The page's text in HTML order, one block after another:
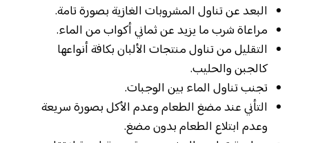
البعد عن تناول المشروبات الغازية بصورة تامة.
مراعاة شرب ما يزيد عن ثماني أكواب من الماء.
التقليل من تناول منتجات الألبان بكافة أنواعها
كالجبن والحليب.
تجنب تناول الماء بين الوجبات.
التأني عند مضغ الطعام وعدم الأكل بصورة سريعة
وعدم ابتلاع الطعام بدون مضغ.